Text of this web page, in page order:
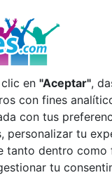
clic en"Aceptar",
con fines
con tus
personalizar tu
tanto dentro
tu